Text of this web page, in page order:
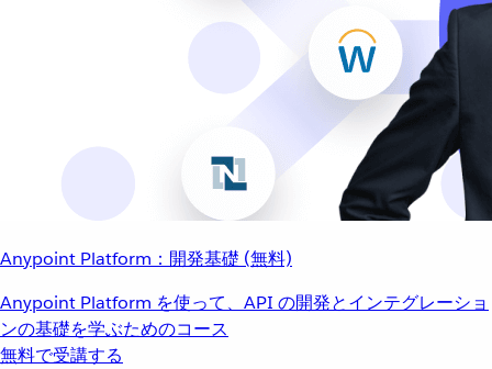
Anypoint Platform：開発基礎 (無料)
Anypoint Platform を使って、API の開発とインテグレーショ
ンの基礎を学ぶためのコース
無料で受講する